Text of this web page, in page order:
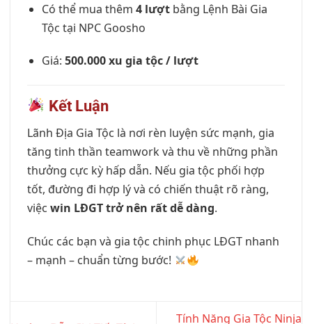
Có thể mua thêm 4 lượtbằng Lệnh Bài Gia
Tộc tại NPC Goosho
Giá: 500.000 xu gia tộc / lượt
Kết Luận
Lãnh Địa Gia Tộc là nơi rèn luyện sức mạnh, gia
tăng tinh thần teamwork và thu về những phần
thưởng cực kỳ hấp dẫn. Nếu gia tộc phối hợp
tốt, đường đi hợp lý và có chiến thuật rõ ràng,
việc win LĐGT trở nên rất dễ dàng.
Chúc các bạn và gia tộc chinh phục LĐGT nhanh
– mạnh – chuẩn từng bước!
Tính Năng Gia Tộc Ninja